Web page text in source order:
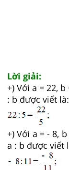
Lời giải:
+) Với a = 22,
: b được viết là:
+) Với a = - 8,
a : b được viết